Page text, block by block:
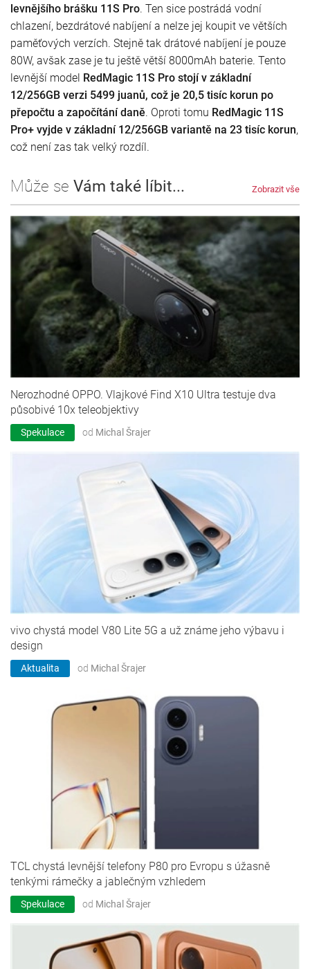
levnějšího brášku 11S Pro. Ten sice postrádá vodní
chlazení, bezdrátové nabíjení a nelze jej koupit ve větších
paměťových verzích. Stejně tak drátové nabíjení je pouze
80W, avšak zase je tu ještě větší 8000mAh baterie. Tento
levnější model RedMagic 11S Pro stojí v základní
12/256GB verzi 5499 juanů, což je 20,5 tisíc korun po
přepočtu a započítání daně. Oproti tomu RedMagic 11S
Pro+ vyjde v základní 12/256GB variantě na 23 tisíc korun,
což není zas tak velký rozdíl.
Může se Vám také líbit... Zobrazit vše
Nerozhodné OPPO. Vlajkové Find X10 Ultra testuje dva
působivé 10x teleobjektivy
Spekulace od Michal Šrajer
vivo chystá model V80 Lite 5G a už známe jeho výbavu i
design
Aktualita od Michal Šrajer
TCL chystá levnější telefony P80 pro Evropu s úžasně
tenkými rámečky a jablečným vzhledem
Spekulace od Michal Šrajer